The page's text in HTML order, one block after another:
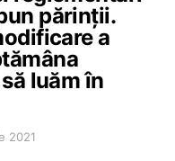
părinții.
a
luăm în
2021